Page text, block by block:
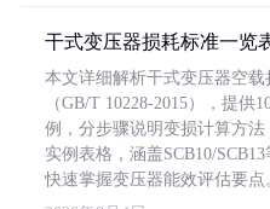
干式变压器损耗标准一览
本文详细解析干式变压器空
（GB/T 10228-2015），提供
例，分步骤说明变损计算方
实例表格，涵盖SCB10/
快速掌握变压器能效评估要点